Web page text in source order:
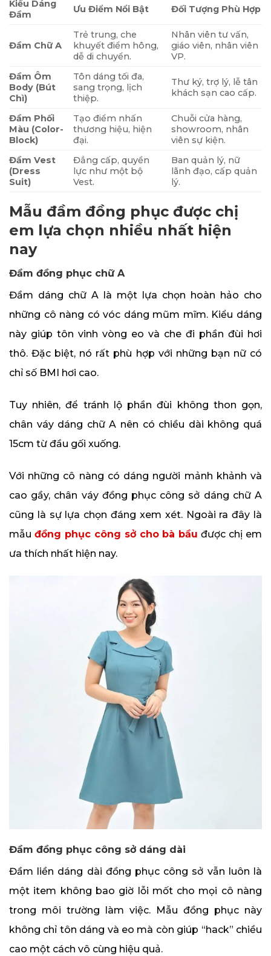
Kiểu Dáng
Đầm
Ưu Điểm Nổi Bật Đối Tượng Phù Hợp
Đầm Chữ A
Trẻ trung, che
khuyết điểm hông,
dễ di chuyển.
Nhân viên tư vấn,
giáo viên, nhân viên
VP.
Đầm Ôm
Body (Bút
Chì)
Tôn dáng tối đa,
sang trọng, lịch
thiệp.
Thư ký, trợ lý, lễ tân
khách sạn cao cấp.
Đầm Phối
Màu (Color-
Block)
Tạo điểm nhấn
thương hiệu, hiện
đại.
Chuỗi cửa hàng,
showroom, nhân
viên sự kiện.
Đầm Vest
(Dress
Suit)
Đẳng cấp, quyền
lực như một bộ
Vest.
Ban quản lý, nữ
lãnh đạo, cấp quản
lý.
Mẫu đầm đồng phục được chị
em lựa chọn nhiều nhất hiện
nay
Đầm đồng phục chữ A
Đầm dáng chữ A là một lựa chọn hoàn hảo cho
những cô nàng có vóc dáng mũm mĩm. Kiểu dáng
này giúp tôn vinh vòng eo và che đi phần đùi hơi
thô. Đặc biệt, nó rất phù hợp với những bạn nữ có
chỉ số BMI hơi cao.
Tuy nhiên, để tránh lộ phần đùi không thon gọn,
chân váy dáng chữ A nên có chiều dài không quá
15cm từ đầu gối xuống.
Với những cô nàng có dáng người mảnh khảnh và
cao gầy, chân váy đồng phục công sở dáng chữ A
cũng là sự lựa chọn đáng xem xét. Ngoài ra đây là
mẫu đồng phục công sở cho bà bầu được chị em
ưa thích nhất hiện nay.
Đầm đồng phục công sở dáng dài
Đầm liền dáng dài đồng phục công sở vẫn luôn là
một item không bao giờ lỗi mốt cho mọi cô nàng
trong môi trường làm việc. Mẫu đồng phục này
không chỉ tôn dáng và eo mà còn giúp “hack” chiều
cao một cách vô cùng hiệu quả.